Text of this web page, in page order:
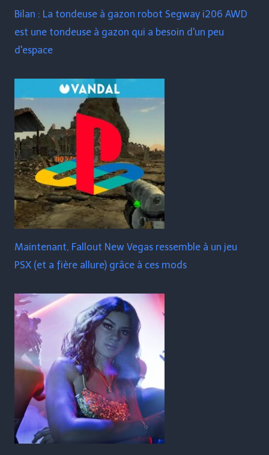
Bilan : La tondeuse à gazon robot Segway i206 AWD
est une tondeuse à gazon qui a besoin d'un peu
d'espace
Maintenant, Fallout New Vegas ressemble à un jeu
PSX (et a fière allure) grâce à ces mods